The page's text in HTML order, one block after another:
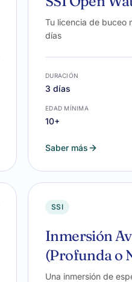
Tu licencia de buceo
días
DURACIÓN
3 días
EDAD MÍNIMA
10+
Saber más
SSI
Inmersión
(Profunda o
Una inmersión de